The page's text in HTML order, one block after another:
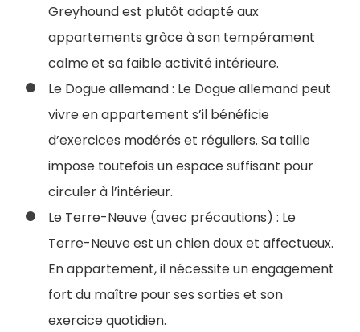
Greyhound est plutôt adapté aux
appartements grâce à son tempérament
calme et sa faible activité intérieure.
Le Dogue allemand : Le Dogue allemand peut
vivre en appartement s’il bénéficie
d’exercices modérés et réguliers. Sa taille
impose toutefois un espace suffisant pour
circuler à l’intérieur.
Le Terre-Neuve (avec précautions) : Le
Terre-Neuve est un chien doux et affectueux.
En appartement, il nécessite un engagement
fort du maître pour ses sorties et son
exercice quotidien.